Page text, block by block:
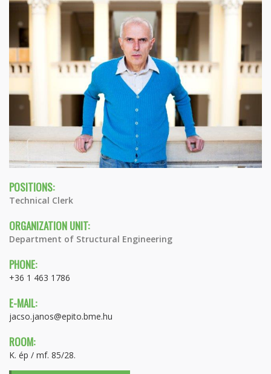
POSITIONS:
Technical Clerk
ORGANIZATION UNIT:
Department of Structural Engineering
PHONE:
+36 1 463 1786
E-MAIL:
jacso.janos@epito.bme.hu
ROOM:
K. ép / mf. 85/28.